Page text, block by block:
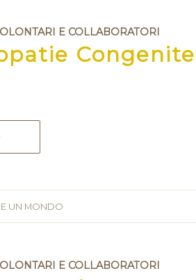
E COLLABORATORI
Congenite
UN MONDO
E COLLABORATORI